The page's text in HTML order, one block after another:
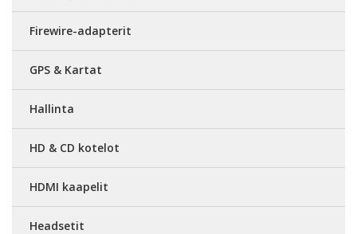
Firewire-adapterit
GPS & Kartat
Hallinta
HD & CD kotelot
HDMI kaapelit
Headsetit